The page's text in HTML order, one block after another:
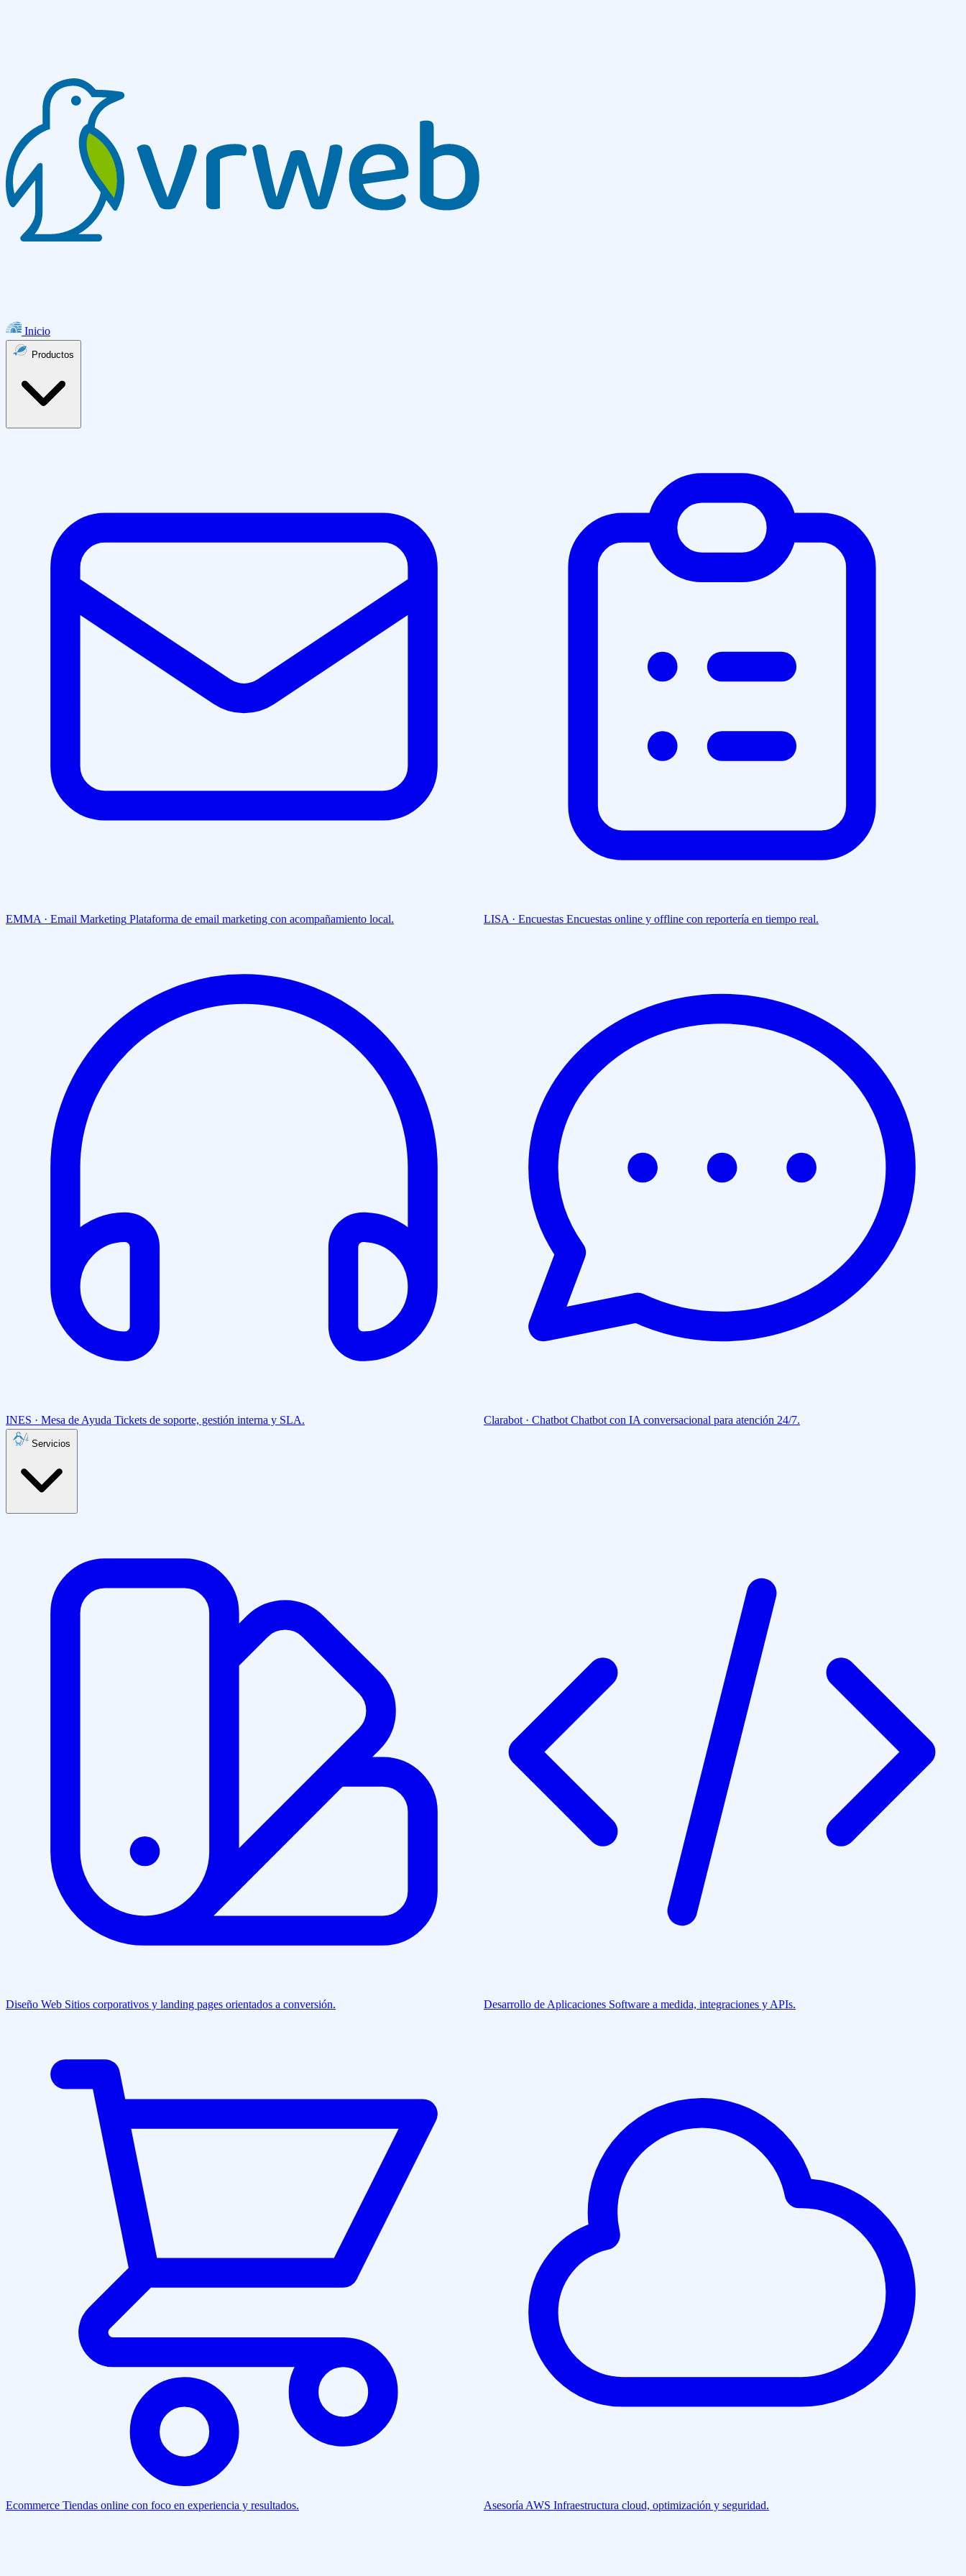
Inicio
EMMA · Email Marketing Plataforma de email marketing con acompañamiento local. LISA · Encuestas Encuestas online y offline con reportería en tiempo real.
INES · Mesa de Ayuda Tickets de soporte, gestión interna y SLA. Clarabot · Chatbot Chatbot con IA conversacional para atención 24/7.
Diseño Web Sitios corporativos y landing pages orientados a conversión. Desarrollo de Aplicaciones Software a medida, integraciones y APIs.
Ecommerce Tiendas online con foco en experiencia y resultados. Asesoría AWS Infraestructura cloud, optimización y seguridad.